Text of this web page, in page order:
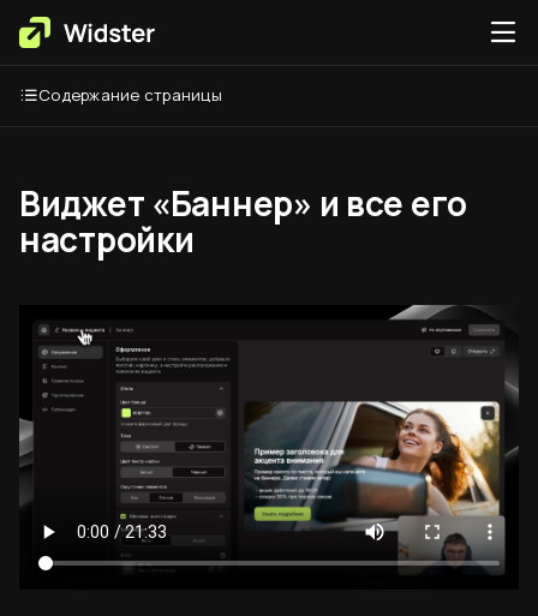
Виджет «Баннер» и все его
настройки
Содержание страницы